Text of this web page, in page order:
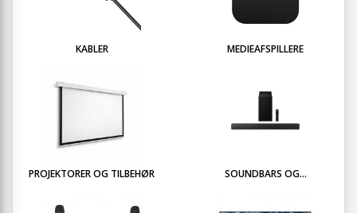
KABLER MEDIEAFSPILLERE
PROJEKTORER OG TILBEHØR SOUNDBARS OG...